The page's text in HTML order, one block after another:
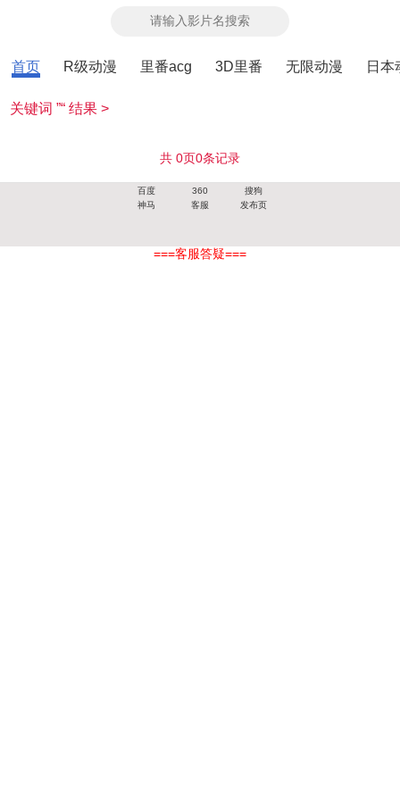
首页 R级动漫 里番acg 3D里番 无限动漫 日本
关键词 ”“ 结果 >
共 0页0条记录
百度 360
搜狗
神马
客服 发布页
===客服答疑===